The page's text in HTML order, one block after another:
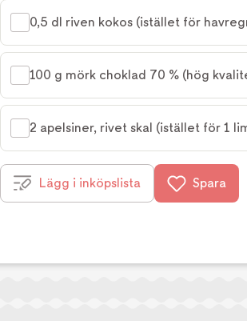
0,5 dl riven kokos (istället för
100 g mörk choklad 70 % (hög
2 apelsiner, rivet skal (istället för 1
Lägg i inköpslista Spara